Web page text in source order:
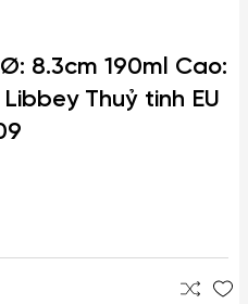
8.3cm 190ml Cao:
Thuỷ tinh EU